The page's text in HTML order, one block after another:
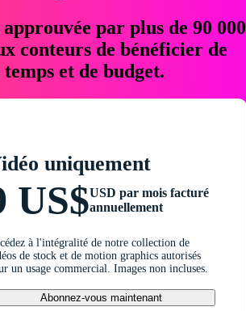
par plus de 90 000
conteurs de bénéficier de
et de budget.
uniquement
US$USD par mois facturé
annuellement
à l'intégralité de notre collection de
de stock et de motion graphics autorisés
un usage commercial. Images non incluses.
Abonnez-vous maintenant